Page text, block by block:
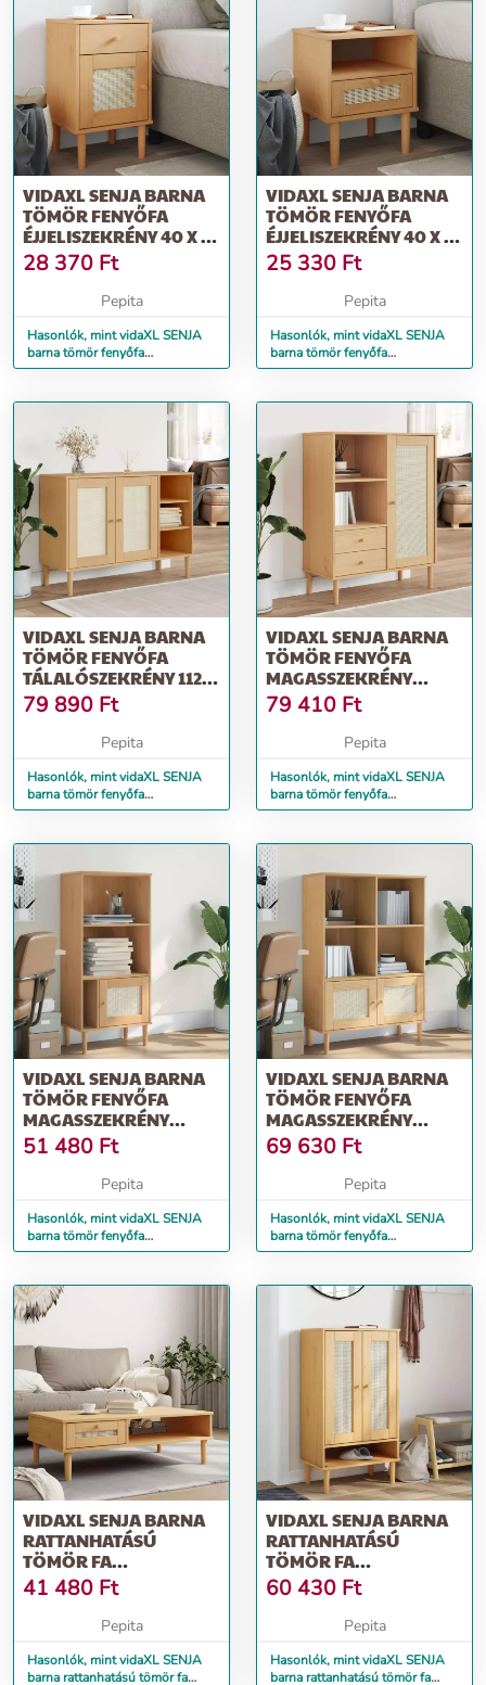
VIDAXL SENJA BARNA
TÖMÖR FENYŐFA
ÉJJELISZEKRÉNY 40 X 35
X 65 CM
28 370 Ft
Pepita
Hasonlók, mint vidaXL SENJA
barna tömör fenyőfa
éjjeliszekrény 40 x 35 x 65 cm
VIDAXL SENJA BARNA
TÖMÖR FENYŐFA
ÉJJELISZEKRÉNY 40 X 35
X 48 CM
25 330 Ft
Pepita
Hasonlók, mint vidaXL SENJA
barna tömör fenyőfa
éjjeliszekrény 40 x 35 x 48 cm
VIDAXL SENJA BARNA
TÖMÖR FENYŐFA
TÁLALÓSZEKRÉNY 112 X
40 X 80 CM
79 890 Ft
Pepita
Hasonlók, mint vidaXL SENJA
barna tömör fenyőfa
tálalószekrény 112 x 40 x 80 cm
VIDAXL SENJA BARNA
TÖMÖR FENYŐFA
MAGASSZEKRÉNY
90X40X112 CM
79 410 Ft
Pepita
Hasonlók, mint vidaXL SENJA
barna tömör fenyőfa
magasszekrény 90x40x112 cm
VIDAXL SENJA BARNA
TÖMÖR FENYŐFA
MAGASSZEKRÉNY
60X35X130 CM
51 480 Ft
Pepita
Hasonlók, mint vidaXL SENJA
barna tömör fenyőfa
magasszekrény 60x35x130 cm
VIDAXL SENJA BARNA
TÖMÖR FENYŐFA
MAGASSZEKRÉNY
90X35X130 CM
69 630 Ft
Pepita
Hasonlók, mint vidaXL SENJA
barna tömör fenyőfa
magasszekrény 90x35x130 cm
VIDAXL SENJA BARNA
RATTANHATÁSÚ
TÖMÖR FA
DOHÁNYZÓASZTAL
100X55X33 CM
41 480 Ft
Pepita
Hasonlók, mint vidaXL SENJA
barna rattanhatású tömör fa
VIDAXL SENJA BARNA
RATTANHATÁSÚ
TÖMÖR FA
CIPŐSZEKRÉNY
59,5X35X107 CM
60 430 Ft
Pepita
Hasonlók, mint vidaXL SENJA
barna rattanhatású tömör fa